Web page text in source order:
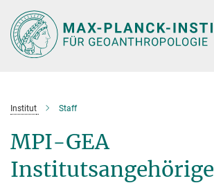
Hauptinhalt
Institut Staff
MPI-GEA
Institutsangehörige